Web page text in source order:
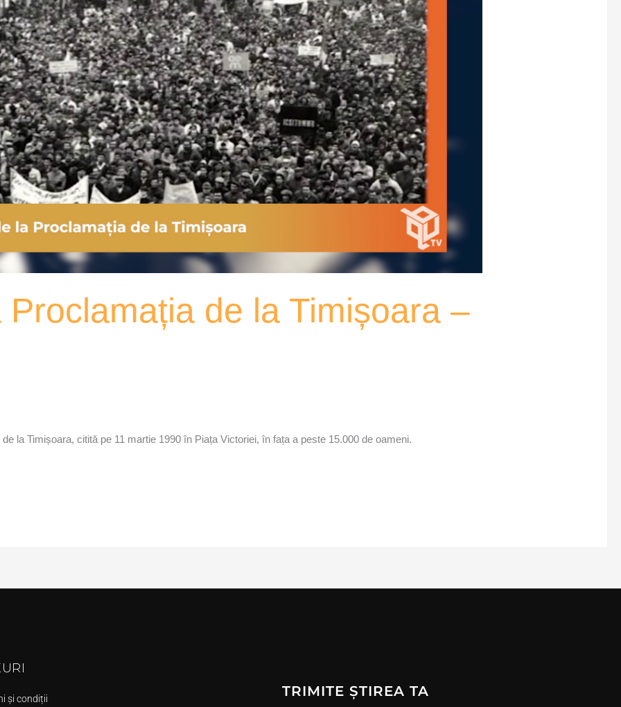
de la Timișoara –
la Timișoara, citită pe 11 martie 1990 în Piața Victoriei, în fața a peste 15.000 de oameni.
și condiții TRIMITE ȘTIREA TA